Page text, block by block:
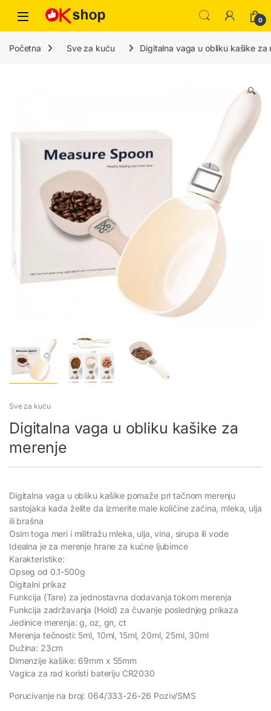
0
Početna Sve za kuću Digitalna vaga u obliku kašike za
🔍
Sve za kuću
Digitalna vaga u obliku kašike za
merenje
Digitalna vaga u obliku kašike pomaže pri tačnom merenju
sastojaka kada želite da izmerite male količine začina, mleka, ulja
ili brašna
Osim toga meri i militražu mleka, ulja, vina, sirupa ili vode
Idealna je za merenje hrane za kućne ljubimce
Karakteristike:
Opseg od 0.1-500g
Digitalni prikaz
Funkcija (Tare) za jednostavna dodavanja tokom merenja
Funkcija zadržavanja (Hold) za čuvanje poslednjeg prikaza
Jedinice merenja: g, oz, gn, ct
Merenja tečnosti: 5ml, 10ml, 15ml, 20ml, 25ml, 30ml
Dužina: 23cm
Dimenzije kašike: 69mm x 55mm
Vagica za rad koristi bateriju CR2030
Porucivanje na broj: 064/333-26-26 Poziv/SMS